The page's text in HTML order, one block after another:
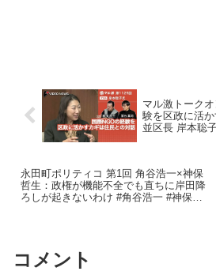
マル激トーク
験を区政に活
並区長 岸本聡
永田町ポリティコ 第1回 角谷浩一×神保
哲生：政権が機能不全でも直ちに岸田降
ろしが起きないわけ #角谷浩一 #神保哲
コメント